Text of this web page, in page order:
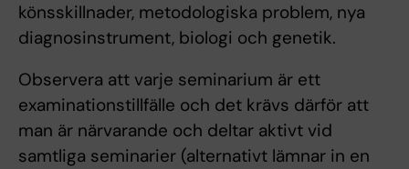
könsskillnader, metodologiska problem, nya
diagnosinstrument, biologi och genetik.
Observera att varje seminarium är ett
examinationstillfälle och det krävs därför att
man är närvarande och deltar aktivt vid
samtliga seminarier (alternativt lämnar in en